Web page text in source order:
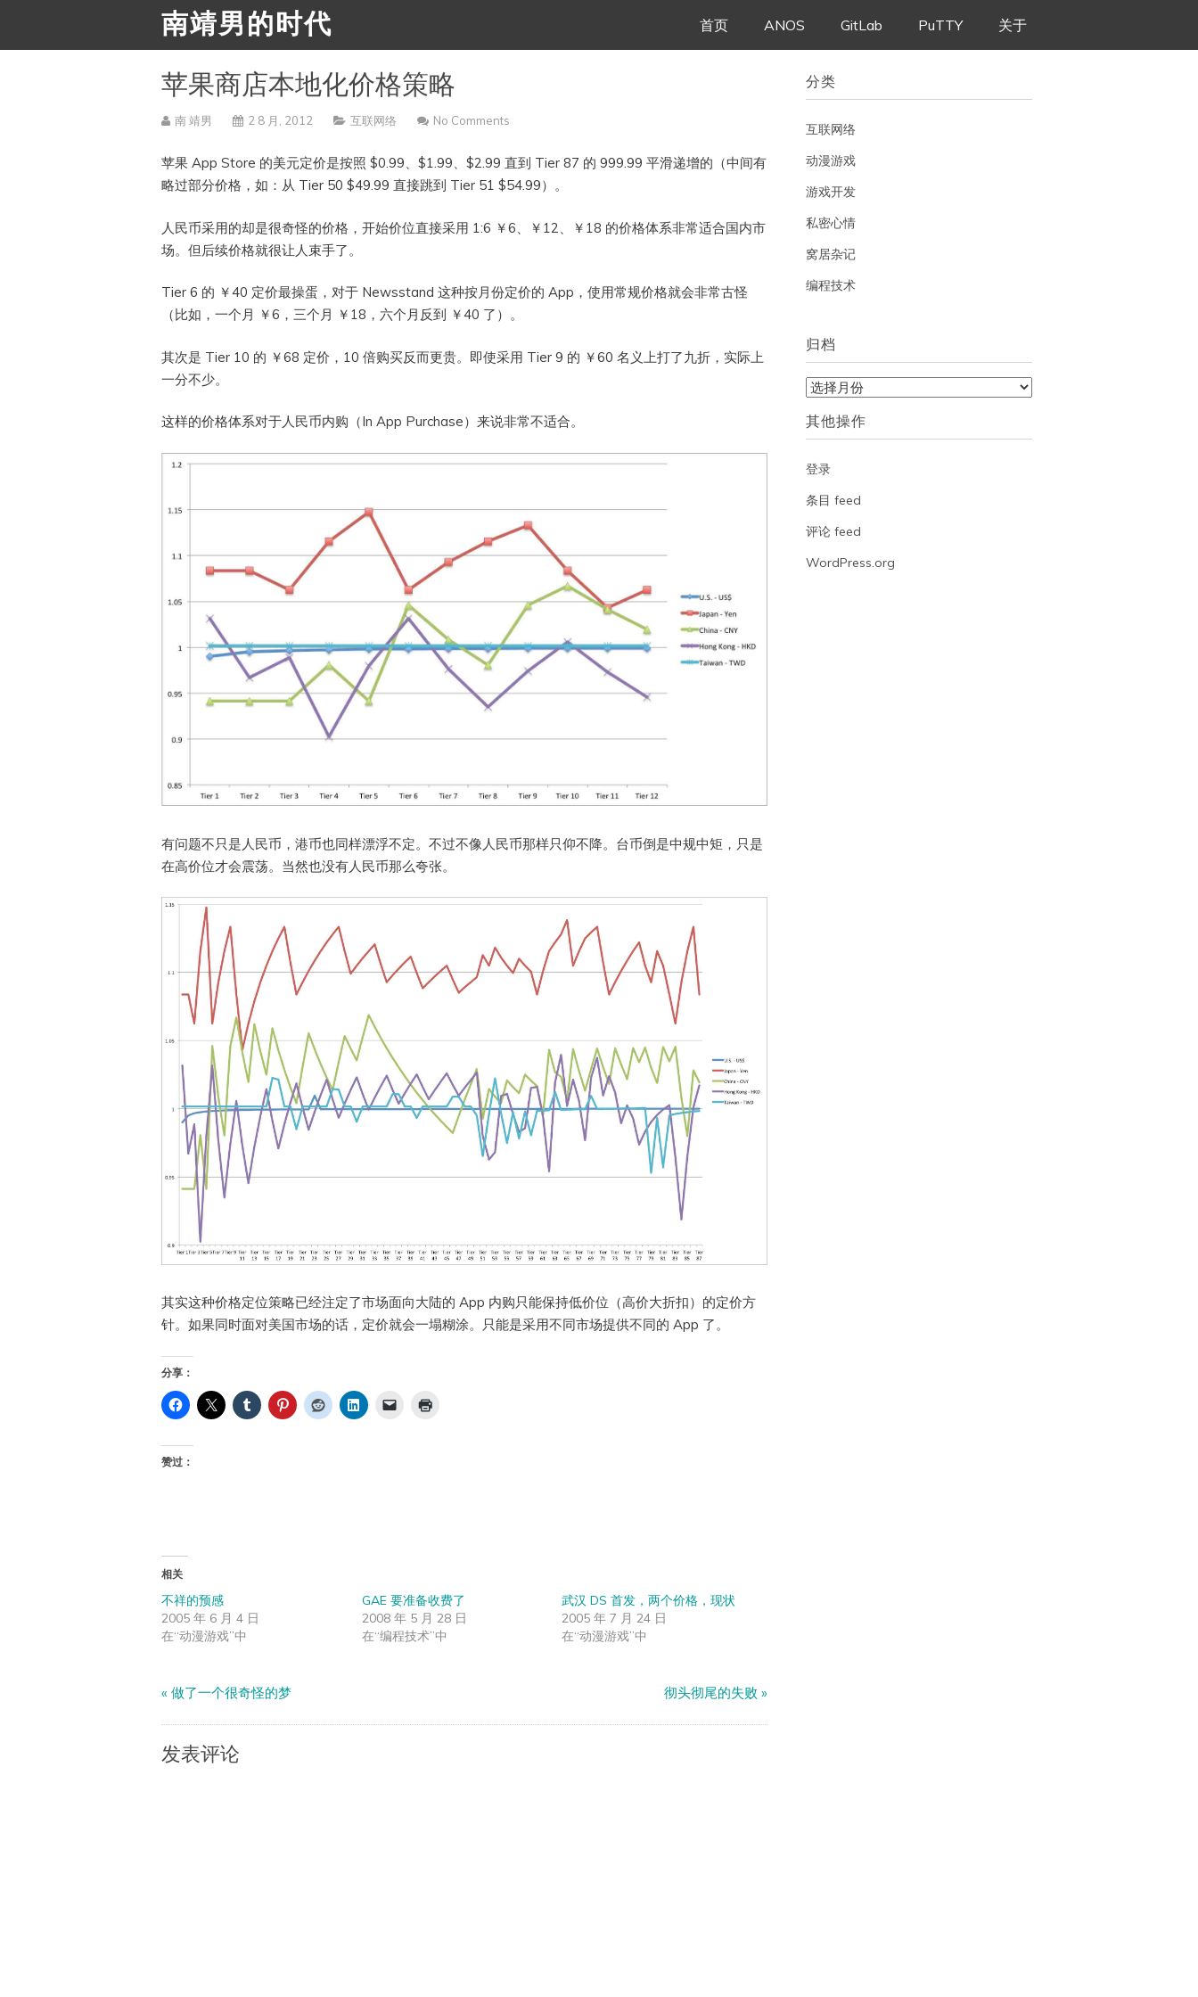
南靖男的时代
Skip
首页 ANOS GitLab PuTTY 关于
苹果商店本地化价格策略
南 靖男 2 8 月, 2012 互联网络 No Comments
苹果 App Store 的美元定价是按照 $0.99、$1.99、$2.99 直到 Tier 87 的 999.99 平滑递增的（中间有
略过部分价格，如：从 Tier 50 $49.99 直接跳到 Tier 51 $54.99）。
人民币采用的却是很奇怪的价格，开始价位直接采用 1:6 ￥6、￥12、￥18 的价格体系非常适合国内市
场。但后续价格就很让人束手了。
Tier 6 的 ￥40 定价最操蛋，对于 Newsstand 这种按月份定价的 App，使用常规价格就会非常古怪
（比如，一个月 ￥6，三个月 ￥18，六个月反到 ￥40 了）。
其次是 Tier 10 的 ￥68 定价，10 倍购买反而更贵。即使采用 Tier 9 的 ￥60 名义上打了九折，实际上
一分不少。
这样的价格体系对于人民币内购（In App Purchase）来说非常不适合。
有问题不只是人民币，港币也同样漂浮不定。不过不像人民币那样只仰不降。台币倒是中规中矩，只是
在高价位才会震荡。当然也没有人民币那么夸张。
其实这种价格定位策略已经注定了市场面向大陆的 App 内购只能保持低价位（高价大折扣）的定价方
针。如果同时面对美国市场的话，定价就会一塌糊涂。只能是采用不同市场提供不同的 App 了。
分享：
赞过：
相关
不祥的预感
2005 年 6 月 4 日
在“动漫游戏”中
GAE 要准备收费了
2008 年 5 月 28 日
在“编程技术”中
武汉 DS 首发，两个价格，现状
2005 年 7 月 24 日
在“动漫游戏”中
«做了一个很奇怪的梦 彻头彻尾的失败 »
发表评论
分类
互联网络
动漫游戏
游戏开发
私密心情
窝居杂记
编程技术
归档
归
其他操作
登录
条目 feed
评论 feed
WordPress.org